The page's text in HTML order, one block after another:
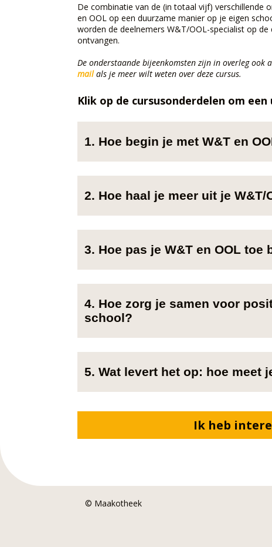
De combinatie van de (in totaal vijf) verschillende
en OOL op een duurzame manier op je eigen
worden de deelnemers W&T/OOL-specialist op
ontvangen.
De onderstaande bijeenkomsten zijn in overleg ook
mailals je meer wilt weten over deze cursus.
Klik op de cursusonderdelen om
Ik heb
1. Hoe begin je met W&T en
2. Hoe haal je meer uit je W&T/
3. Hoe pas je W&T en OOL
4. Hoe zorg je samen voor
school?
5. Wat levert het op: hoe meet
© Maakotheek